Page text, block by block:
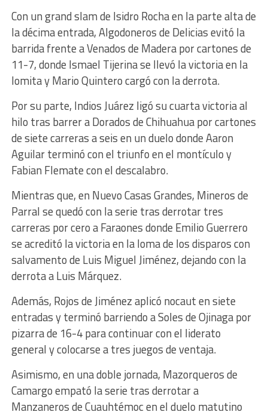
Con un grand slam de Isidro Rocha en la parte alta de
la décima entrada, Algodoneros de Delicias evitó la
barrida frente a Venados de Madera por cartones de
11-7, donde Ismael Tijerina se llevó la victoria en la
lomita y Mario Quintero cargó con la derrota.
Por su parte, Indios Juárez ligó su cuarta victoria al
hilo tras barrer a Dorados de Chihuahua por cartones
de siete carreras a seis en un duelo donde Aaron
Aguilar terminó con el triunfo en el montículo y
Fabian Flemate con el descalabro.
Mientras que, en Nuevo Casas Grandes, Mineros de
Parral se quedó con la serie tras derrotar tres
carreras por cero a Faraones donde Emilio Guerrero
se acreditó la victoria en la loma de los disparos con
salvamento de Luis Miguel Jiménez, dejando con la
derrota a Luis Márquez.
Además, Rojos de Jiménez aplicó nocaut en siete
entradas y terminó barriendo a Soles de Ojinaga por
pizarra de 16-4 para continuar con el liderato
general y colocarse a tres juegos de ventaja.
Asimismo, en una doble jornada, Mazorqueros de
Camargo empató la serie tras derrotar a
Manzaneros de Cuauhtémoc en el duelo matutino